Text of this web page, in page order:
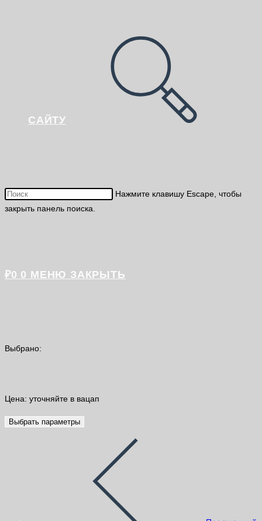
САЙТУ
Нажмите клавишу Escape, чтобы
закрыть панель поиска.
₽0 0 МЕНЮ ЗАКРЫТЬ
Выбрано:
Цена: уточняйте в вацап
Выбрать параметры